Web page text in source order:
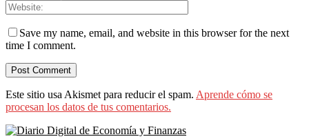
Save my name, email, and website in this browser for the next
time I comment.
Este sitio usa Akismet para reducir el spam. Aprende cómo se
procesan los datos de tus comentarios.